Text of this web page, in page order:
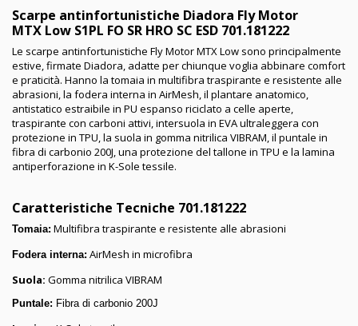
Scarpe antinfortunistiche Diadora Fly Motor
MTX Low S1PL FO SR HRO SC ESD 701.181222
Le scarpe antinfortunistiche Fly Motor MTX Low sono principalmente
estive, firmate Diadora, adatte per chiunque voglia abbinare comfort
e praticità. Hanno la tomaia in multifibra traspirante e resistente alle
abrasioni, la fodera interna in AirMesh, il plantare anatomico,
antistatico estraibile in PU espanso riciclato a celle aperte,
traspirante con carboni attivi, intersuola in EVA ultraleggera con
protezione in TPU, la suola in gomma nitrilica VIBRAM, il puntale in
fibra di carbonio 200J, una protezione del tallone in TPU e la lamina
antiperforazione in K-Sole tessile.
Caratteristiche Tecniche 701.181222
Tomaia: Multifibra traspirante e resistente alle abrasioni
Fodera interna: AirMesh in microfibra
Suola: Gomma nitrilica VIBRAM
Puntale: Fibra di carbonio 200J